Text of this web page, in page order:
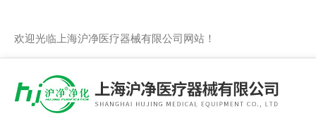
欢迎光临上海沪净医疗器械有限公司网站！